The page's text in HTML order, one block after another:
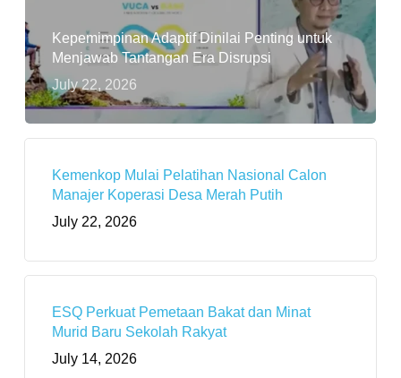
Kepemimpinan Adaptif Dinilai Penting untuk
Menjawab Tantangan Era Disrupsi
July 22, 2026
Kemenkop Mulai Pelatihan Nasional Calon
Manajer Koperasi Desa Merah Putih
July 22, 2026
ESQ Perkuat Pemetaan Bakat dan Minat
Murid Baru Sekolah Rakyat
July 14, 2026